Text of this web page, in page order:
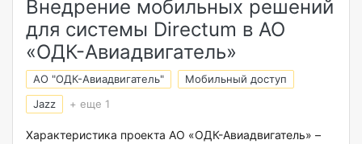
Внедрение мобильных решений
для системы Directum в АО
«ОДК-Авиадвигатель»
АО "ОДК-Авиадвигатель"
Мобильный доступ
Jazz
+ еще 1
Характеристика проекта АО «ОДК-Авиадвигатель» –